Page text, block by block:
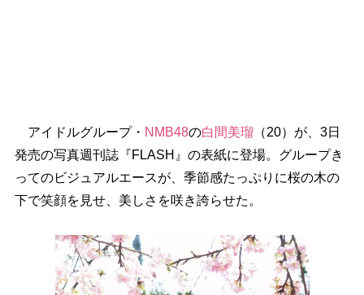
アイドルグループ・ NMB48の白間美瑠（20）が、3日
発売の写真週刊誌『FLASH』の表紙に登場。グループき
ってのビジュアルエースが、季節感たっぷりに桜の木の
下で笑顔を見せ、美しさを咲き誇らせた。